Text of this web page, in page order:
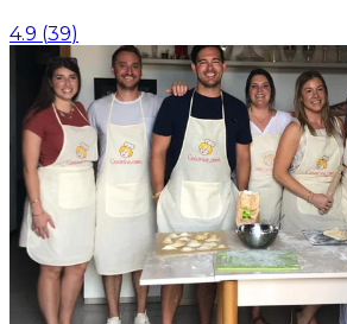
4.9 (39)